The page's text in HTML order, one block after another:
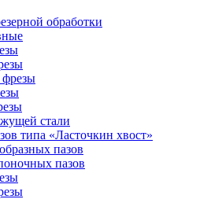
обработки
фрезы
стали
типа «Ласточкин хвост»
пазов
пазов